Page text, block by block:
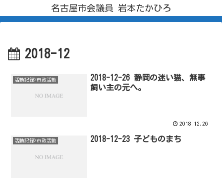
名古屋市会議員 岩本たかひろ
2018-12
活動記録>市政活動
2018-12-26 静岡の迷い猫、無事
飼い主の元へ。
2018.12.26
活動記録>市政活動 2018-12-23 子どものまち